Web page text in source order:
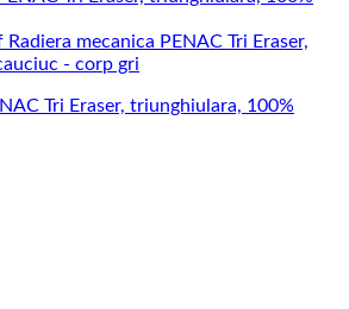
Tri Eraser, triunghiulara, 100%